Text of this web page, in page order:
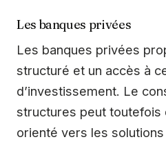
Les banques privées
Les banques privées
structuré et un accès à
d’investissement. Le
structures peut toutefois
orienté vers les